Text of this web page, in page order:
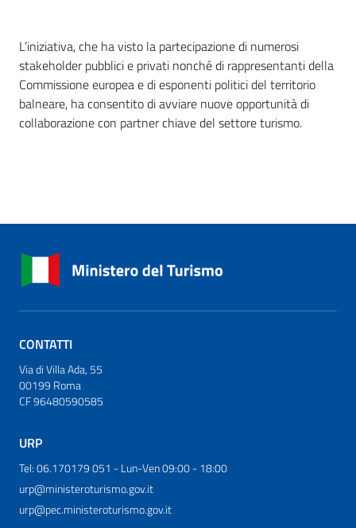
L’iniziativa, che ha visto la partecipazione di numerosi
stakeholder pubblici e privati nonché di rappresentanti della
Commissione europea e di esponenti politici del territorio
balneare, ha consentito di avviare nuove opportunità di
collaborazione con partner chiave del settore turismo.
CONTATTI
Via di Villa Ada, 55
00199 Roma
CF 96480590585
URP
Tel: 06.170179 051 - Lun-Ven 09:00 - 18:00
urp@ministeroturismo.gov.it
urp@pec.ministeroturismo.gov.it